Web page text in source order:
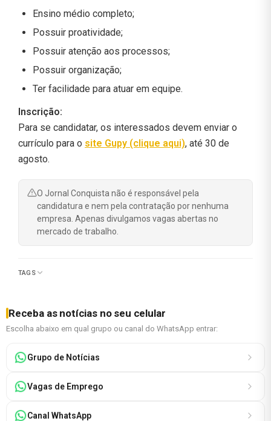
Ensino médio completo;
Possuir proatividade;
Possuir atenção aos processos;
Possuir organização;
Ter facilidade para atuar em equipe.
Inscrição:
Para se candidatar, os interessados devem enviar o
currículo para o site Gupy (clique aqui), até 30 de
agosto.
O Jornal Conquista não é responsável pela
candidatura e nem pela contratação por nenhuma
empresa. Apenas divulgamos vagas abertas no
mercado de trabalho.
TAGS
Receba as notícias no seu celular
Escolha abaixo em qual grupo ou canal do WhatsApp entrar:
Grupo de Notícias
Vagas de Emprego
Canal WhatsApp